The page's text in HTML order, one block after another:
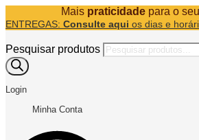
Mais praticidadepara o
ENTREGAS: Consulte aqui os dias e
Pesquisar produtos
Login
Minha Conta